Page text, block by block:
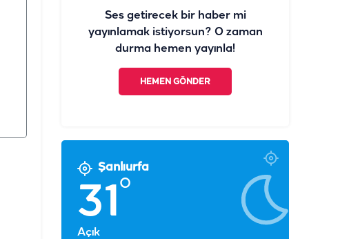
Ses getirecek bir haber mi
yayınlamak istiyorsun? O zaman
durma hemen yayınla!
HEMEN GÖNDER
Şanlıurfa
31°
Açık